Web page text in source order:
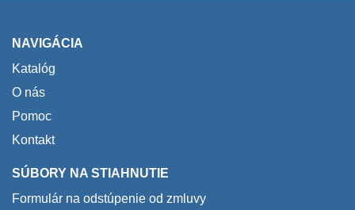
NAVIGÁCIA
Katalóg
O nás
Pomoc
Kontakt
SÚBORY NA STIAHNUTIE
Formulár na odstúpenie od zmluvy